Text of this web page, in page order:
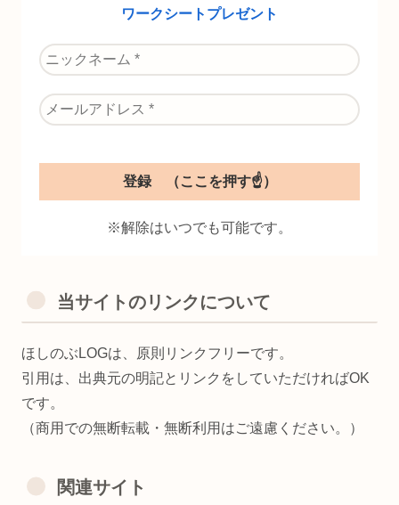
ワークシートプレゼント
※解除はいつでも可能です。
当サイトのリンクについて
ほしのぶLOGは、原則リンクフリーです。
引用は、出典元の明記とリンクをしていただければOK
です。
（商用での無断転載・無断利用はご遠慮ください。）
関連サイト